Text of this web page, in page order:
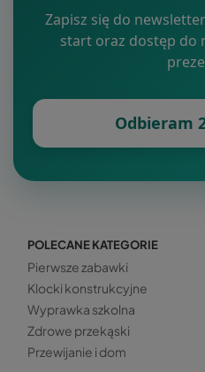
Zapisz się do
start oraz dostęp do
Odbieram
POLECANE KATEGORIE
Pierwsze zabawki
Klocki konstrukcyjne
Wyprawka szkolna
Zdrowe przekąski
Przewijanie i dom